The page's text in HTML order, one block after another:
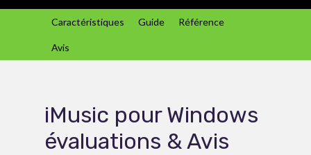
Caractéristiques Guide Référence
Avis
iMusic pour Windows
évaluations & Avis